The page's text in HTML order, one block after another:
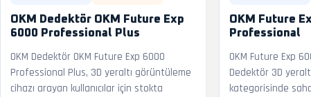
OKM Dedektör OKM Future Exp
6000 Professional Plus
OKM Dedektör OKM Future Exp 6000
Professional Plus, 3D yeraltı görüntüleme
cihazı arayan kullanıcılar için stokta
OKM Future
Professional
OKM Future Exp
Dedektör 3D
kategorisinde